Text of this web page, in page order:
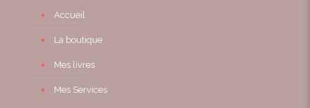
Accueil
La boutique
Mes livres
Mes Services